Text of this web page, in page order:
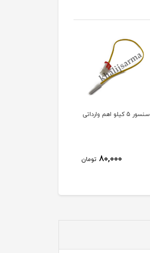
سنسور 5 کیلو اهم وارداتی
80,000 تومان